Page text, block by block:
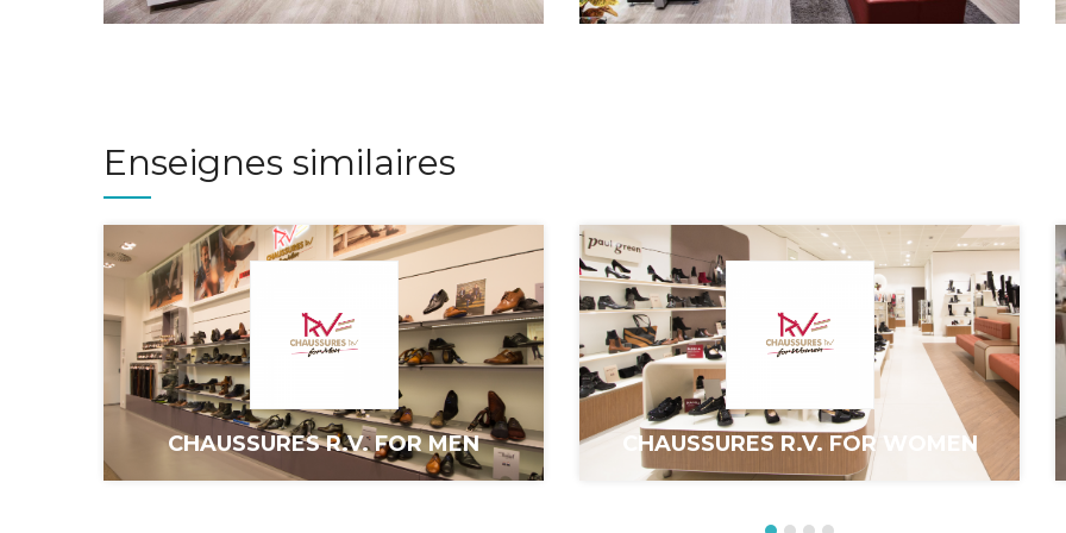
Enseignes similaires
CHAUSSURES R.V. FOR MEN CHAUSSURES R.V. FOR WOMEN